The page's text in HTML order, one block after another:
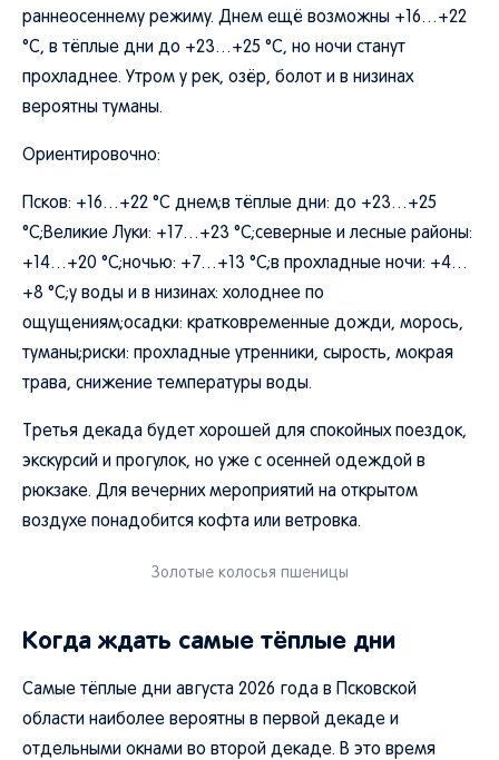
раннеосеннему режиму. Днем ещё возможны +16…+22
°C, в тёплые дни до +23…+25 °C, но ночи станут
прохладнее. Утром у рек, озёр, болот и в низинах
вероятны туманы.
Ориентировочно:
Псков: +16…+22 °C днем;в тёплые дни: до +23…+25
°C;Великие Луки: +17…+23 °C;северные и лесные районы:
+14…+20 °C;ночью: +7…+13 °C;в прохладные ночи: +4…
+8 °C;у воды и в низинах: холоднее по
ощущениям;осадки: кратковременные дожди, морось,
туманы;риски: прохладные утренники, сырость, мокрая
трава, снижение температуры воды.
Третья декада будет хорошей для спокойных поездок,
экскурсий и прогулок, но уже с осенней одеждой в
рюкзаке. Для вечерних мероприятий на открытом
воздухе понадобится кофта или ветровка.
Золотые колосья пшеницы
Когда ждать самые тёплые дни
Самые тёплые дни августа 2026 года в Псковской
области наиболее вероятны в первой декаде и
отдельными окнами во второй декаде. В это время